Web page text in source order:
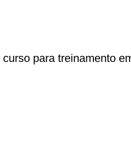
para treinamento